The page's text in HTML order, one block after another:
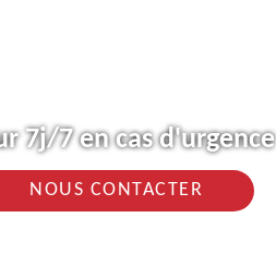
7j/7 en cas d'urgence
NOUS CONTACTER